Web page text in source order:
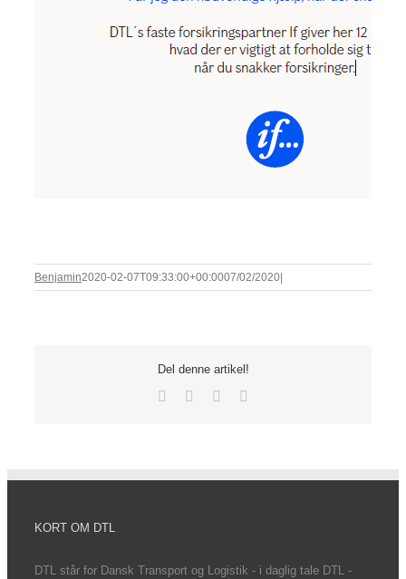
Benjamin2020-02-07T09:33:00+00:0007/02/2020
Del denne artikel!
Facebook LinkedIn
KORT OM DTL
DTL står for Dansk Transport og Logistik - i daglig tale DTL -